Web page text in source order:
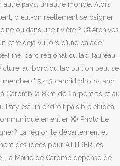
autre pays, un autre monde. Alors
p eut-on réellement se baigner
ou dans une rivière ? (©Archives
être déjà vu lors d’une balade
Fine, parc régional du lac Taureau .
au bord du lac où l'on peut se
5,413 candid photos and
Caromb (à 8km de Carpentras et au
Paty est un endroit paisible et idéal
en entier (© Photo Le
La région le département et
des idées pour ATTIRER les
Mairie de Caromb dépense de